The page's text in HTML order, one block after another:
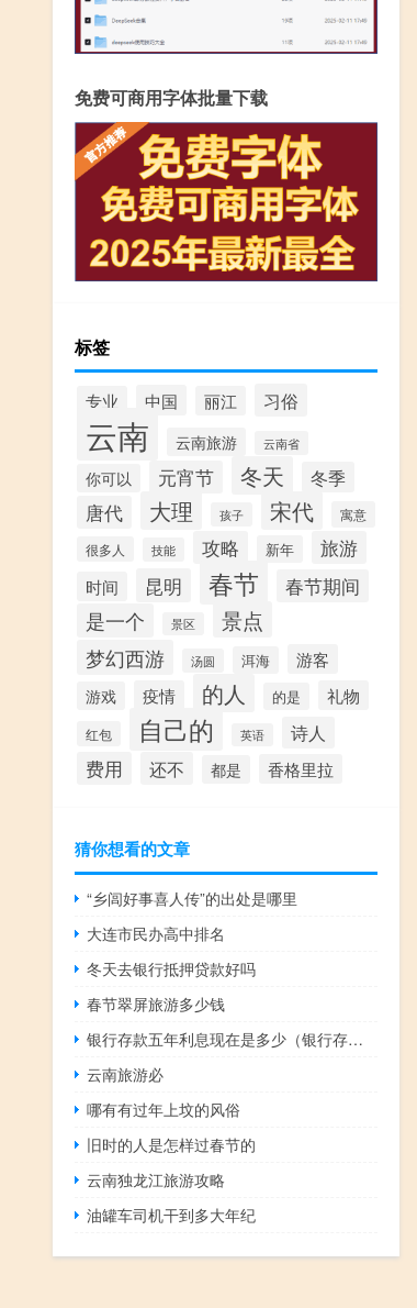
免费可商用字体批量下载
标签
专业 中国 丽江 习俗
云南 云南旅游 云南省
你可以 元宵节 冬天 冬季
唐代 大理 孩子 宋代 寓意
很多人 技能 攻略 新年 旅游
时间 昆明 春节 春节期间
是一个 景区 景点
梦幻西游 汤圆 洱海 游客
游戏 疫情 的人 的是 礼物
红包 自己的 英语 诗人
费用 还不 都是 香格里拉
猜你想看的文章
“乡闾好事喜人传”的出处是哪里
大连市民办高中排名
冬天去银行抵押贷款好吗
春节翠屏旅游多少钱
银行存款五年利息现在是多少（银行存款的利息五年是多少）
云南旅游必
哪有有过年上坟的风俗
旧时的人是怎样过春节的
云南独龙江旅游攻略
油罐车司机干到多大年纪